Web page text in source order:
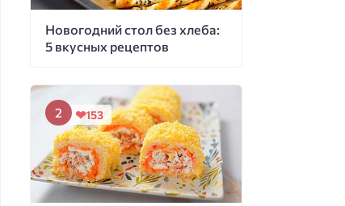
Новогодний стол без хлеба:
5 вкусных рецептов
153